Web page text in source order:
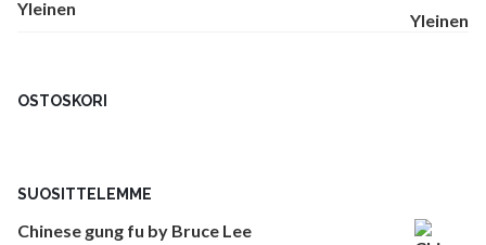
Yleinen
OSTOSKORI
SUOSITTELEMME
Chinese gung fu by Bruce Lee